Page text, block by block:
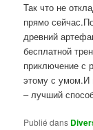
Так что не
прямо
древний
бесплатной
приключение с
этому с умом.И
– лучший
Publié dans